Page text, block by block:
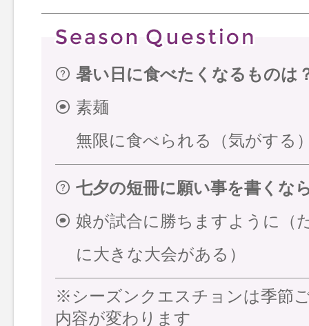
暑い日に食べたくなるものは
素麺
無限に食べられる（気がする
七夕の短冊に願い事を書くな
娘が試合に勝ちますように（
に大きな大会がある）
※シーズンクエスチョンは季節
内容が変わります